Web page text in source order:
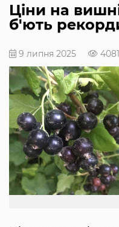
Ціни на
б'ють
9 липня 2025 4081